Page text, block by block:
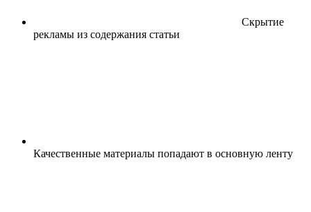
Скрытие
рекламы из содержания статьи
Качественные материалы попадают в основную ленту